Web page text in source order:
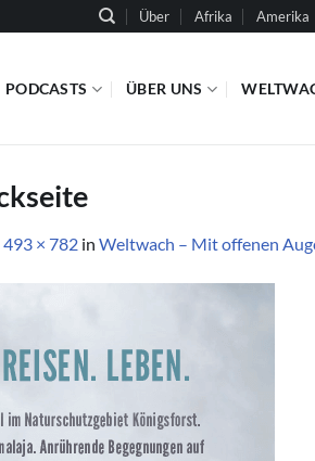
Über Afrika Amerika
PODCASTS ÜBER UNS
493 × 782 in Weltwach – Mit offenen